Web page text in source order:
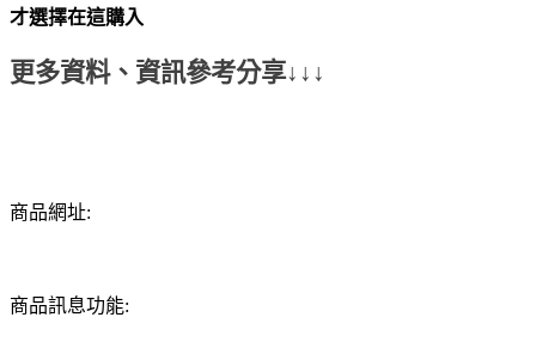
才選擇在這購入
更多資料、資訊參考分享↓↓↓
商品網址:
商品訊息功能: